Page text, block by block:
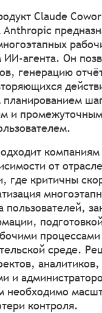
Claude
Anthropic
ИИ-агента. Он
генерацию
планированием
и
от
где критичны
пользователей,
среде.
аналитиков,
и
необходимо
контроля.